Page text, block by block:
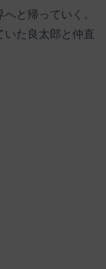
と帰っていく。
いた良太郎と仲直